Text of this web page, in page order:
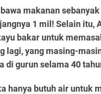
makanan
1 mil! Selain itu,
bakar untuk
lagi, yang masing-
di gurun selama 40
hanya butuh air untuk